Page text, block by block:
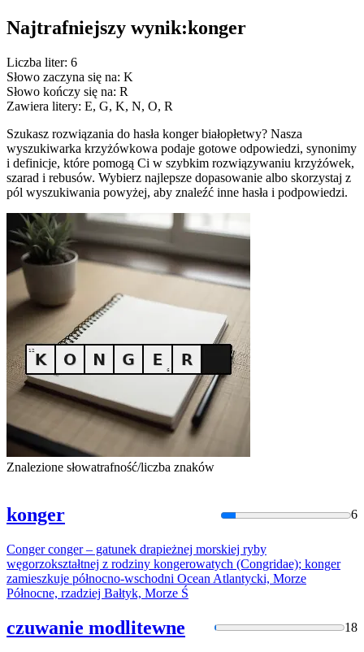
Najtrafniejszy wynik:konger
Liczba liter: 6
Słowo zaczyna się na: K
Słowo kończy się na: R
Zawiera litery: E, G, K, N, O, R
Szukasz rozwiązania do hasła konger białopłetwy? Nasza
wyszukiwarka krzyżówkowa podaje gotowe odpowiedzi, synonimy
i definicje, które pomogą Ci w szybkim rozwiązywaniu krzyżówek,
szarad i rebusów. Wybierz najlepsze dopasowanie albo skorzystaj z
pól wyszukiwania powyżej, aby znaleźć inne hasła i podpowiedzi.
Znalezione słowatrafność/liczba znaków
konger 6
Conger conger – gatunek drapieżnej morskiej ryby
węgorzokształtnej z rodziny kongerowatych (Congridae); konger
zamieszkuje północno-wschodni Ocean Atlantycki, Morze
Północne, rzadziej Bałtyk, Morze Ś
czuwanie modlitewne 18